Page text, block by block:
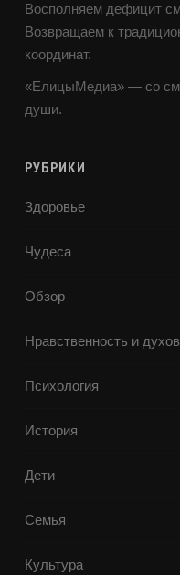
Восполняем дефицит
Возвращаем к
координат.
«ЕлицыМедиа» — со
души.
РУБРИКИ
Здоровье
Чудеса
Обзор
Нравственность и
Психология
История
Дети
Семья
Культура